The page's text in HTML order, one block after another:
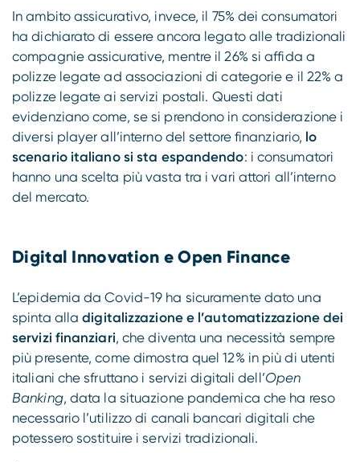
In ambito assicurativo, invece, il 75% dei consumatori
ha dichiarato di essere ancora legato alle tradizionali
compagnie assicurative, mentre il 26% si affida a
polizze legate ad associazioni di categorie e il 22% a
polizze legate ai servizi postali. Questi dati
evidenziano come, se si prendono in considerazione i
diversi player all’interno del settore finanziario, lo
scenario italiano si sta espandendo: i consumatori
hanno una scelta più vasta tra i vari attori all’interno
del mercato.
Digital Innovation e Open Finance
L’epidemia da Covid-19 ha sicuramente dato una
spinta alladigitalizzazione e l’automatizzazione dei
servizi finanziari, che diventa una necessità sempre
più presente, come dimostra quel 12% in più di utenti
italiani che sfruttano i servizi digitali dell’Open
Banking, data la situazione pandemica che ha reso
necessario l’utilizzo di canali bancari digitali che
potessero sostituire i servizi tradizionali.